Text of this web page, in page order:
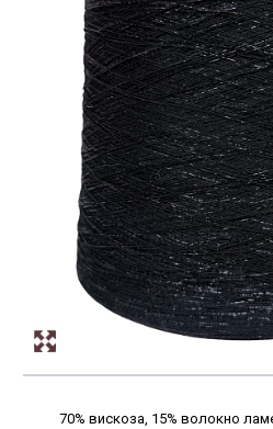
70% вискоза, 15% волокно